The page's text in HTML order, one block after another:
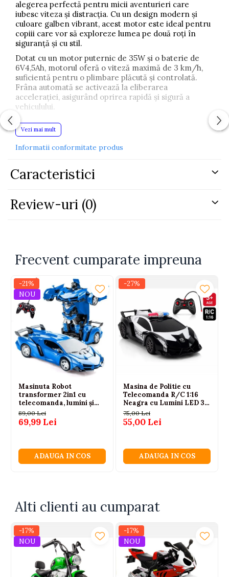
alegerea perfectă pentru micii aventurieri care
iubesc viteza și distracția. Cu un design modern și
culoare galben vibrant, acest motor este ideal pentru
copiii care vor să exploreze lumea pe două roți în
siguranță și cu stil.
Dotat cu un motor puternic de 35W și o baterie de
6V4,5Ah, motorul oferă o viteză maximă de 3 km/h,
suficientă pentru o plimbare plăcută și controlată.
Frâna automată se activează la eliberarea
accelerației, asigurând oprirea rapidă și sigură a
vehiculului.
Confortul este asigurat de scaunul din plastic
rezistent, iar roțile din plastic cu bandă de cauciuc
sistemul audio integrat adaugă un plus de realism și
Cu o durată de utilizare de până la o oră după o
combinând performanța cu siguranța și confortul.
Vezi mai mult
Informatii conformitate produs
Caracteristici
Review-uri (0)
Frecvent cumparate impreuna
-21%
NOU
Masinuta Robot
transformer 2in1 cu
telecomanda, lumini și
sunete, 1:18, albastra, 2.4
GHz, 6 ani+
89,00 Lei
69,99 Lei
ADAUGA IN COS
-27%
Masina de Politie cu
Telecomanda R/C 1:16
Neagra cu Lumini LED 3
ani+
75,00 Lei
55,00 Lei
ADAUGA IN COS
Alti clienti au cumparat
-17%
NOU
-17%
NOU